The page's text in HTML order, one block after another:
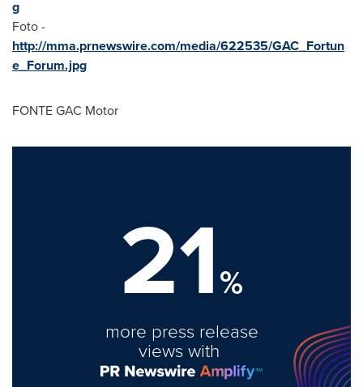
g
Foto -
http://mma.prnewswire.com/media/622535/GAC_Fortun
e_Forum.jpg
FONTE GAC Motor
21%
more press release
views with